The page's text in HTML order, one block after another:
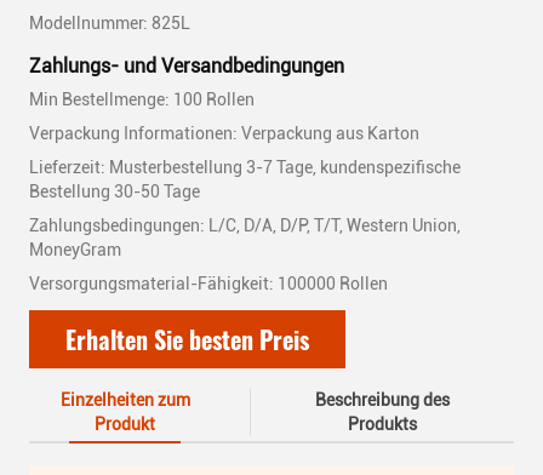
Modellnummer: 825L
Zahlungs- und Versandbedingungen
Min Bestellmenge: 100 Rollen
Verpackung Informationen: Verpackung aus Karton
Lieferzeit: Musterbestellung 3-7 Tage, kundenspezifische
Bestellung 30-50 Tage
Zahlungsbedingungen: L/C, D/A, D/P, T/T, Western Union,
MoneyGram
Versorgungsmaterial-Fähigkeit: 100000 Rollen
Erhalten Sie besten Preis
Einzelheiten zum
Produkt
Beschreibung des
Produkts